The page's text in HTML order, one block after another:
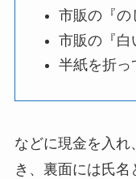
市販の『の
市販の『白
半紙を折っ
などに現金を入
き、裏面には氏